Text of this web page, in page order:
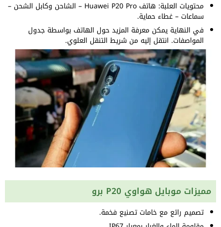
محتويات العلبة: هاتف Huawei P20 Pro – الشاحن وكابل الشحن –
سماعات – غطاء حماية.
في النهاية يمكن معرفة المزيد حول الهاتف بواسطة جدول
المواصفات. انتقل إليه من شريط التنقل العلوي.
مميزات موبايل هواوي P20 برو
تصميم رائع مع خامات تصنيع فخمة.